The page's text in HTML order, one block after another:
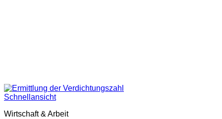
Schnellansicht
Wirtschaft & Arbeit